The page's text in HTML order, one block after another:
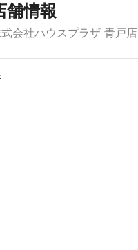
舗情報
会社ハウスプラザ 青戸店